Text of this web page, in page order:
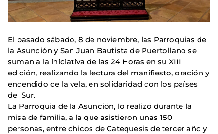
El pasado sábado, 8 de noviembre, las Parroquias de
la Asunción y San Juan Bautista de Puertollano se
suman a la iniciativa de las 24 Horas en su XIII
edición, realizando la lectura del manifiesto, oración y
encendido de la vela, en solidaridad con los países
del Sur.
La Parroquia de la Asunción, lo realizó durante la
misa de familia, a la que asistieron unas 150
personas, entre chicos de Catequesis de tercer año y